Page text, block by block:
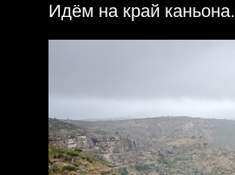
Идём на край каньона.